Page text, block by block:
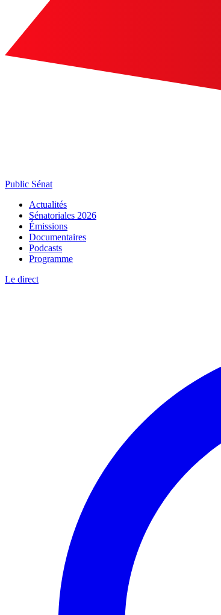
Public Sénat
Actualités
Sénatoriales 2026
Émissions
Documentaires
Podcasts
Programme
Le direct